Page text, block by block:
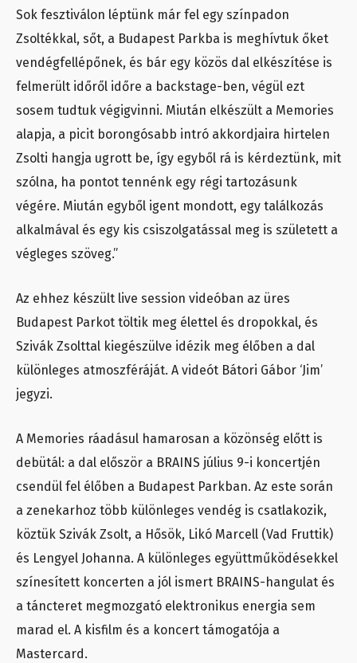
Sok fesztiválon léptünk már fel egy színpadon
Zsoltékkal, sőt, a Budapest Parkba is meghívtuk őket
vendégfellépőnek, és bár egy közös dal elkészítése is
felmerült időről időre a backstage-ben, végül ezt
sosem tudtuk végigvinni. Miután elkészült a Memories
alapja, a picit borongósabb intró akkordjaira hirtelen
Zsolti hangja ugrott be, így egyből rá is kérdeztünk, mit
szólna, ha pontot tennénk egy régi tartozásunk
végére. Miután egyből igent mondott, egy találkozás
alkalmával és egy kis csiszolgatással meg is született a
végleges szöveg.”
Az ehhez készült live session videóban az üres
Budapest Parkot töltik meg élettel és dropokkal, és
Szivák Zsolttal kiegészülve idézik meg élőben a dal
különleges atmoszféráját. A videót Bátori Gábor ‘Jim’
jegyzi.
A Memories ráadásul hamarosan a közönség előtt is
debütál: a dal először a BRAINS július 9-i koncertjén
csendül fel élőben a Budapest Parkban. Az este során
a zenekarhoz több különleges vendég is csatlakozik,
köztük Szivák Zsolt, a Hősök, Likó Marcell (Vad Fruttik)
és Lengyel Johanna. A különleges együttműködésekkel
színesített koncerten a jól ismert BRAINS-hangulat és
a táncteret megmozgató elektronikus energia sem
marad el. A kisfilm és a koncert támogatója a
Mastercard.